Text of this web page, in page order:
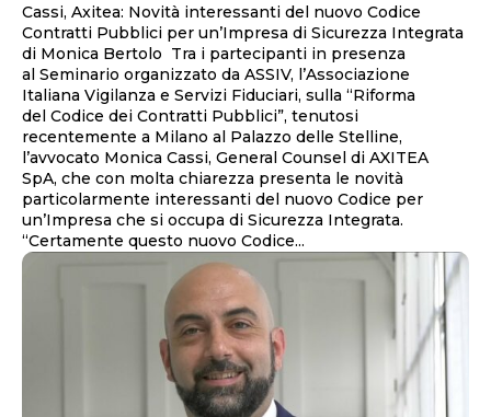
Cassi, Axitea: Novità interessanti del nuovo Codice
Contratti Pubblici per un’Impresa di Sicurezza Integrata
di Monica Bertolo Tra i partecipanti in presenza
al Seminario organizzato da ASSIV, l’Associazione
Italiana Vigilanza e Servizi Fiduciari, sulla “Riforma
del Codice dei Contratti Pubblici”, tenutosi
recentemente a Milano al Palazzo delle Stelline,
l’avvocato Monica Cassi, General Counsel di AXITEA
SpA, che con molta chiarezza presenta le novità
particolarmente interessanti del nuovo Codice per
un’Impresa che si occupa di Sicurezza Integrata.
“Certamente questo nuovo Codice...